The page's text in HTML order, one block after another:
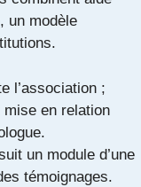
un modèle
l’association ;
en relation
un module d’une
témoignages.